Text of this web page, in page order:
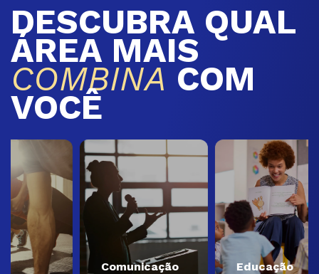
DESCUBRA QUAL
ÁREA MAIS
COMBINA COM
VOCÊ
Comunicação Educação